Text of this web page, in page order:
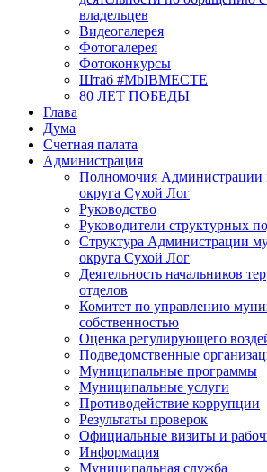
владельцев
Видеогалерея
Фотогалерея
Фотоконкурсы
Штаб #MbIBMECTE
80 ЛЕТ ПОБЕДЫ
Глава
Дума
Счетная палата
Администрация
Полномочия Администрации
округа Сухой Лог
Руководство
Руководители структурных
Структура Администрации
округа Сухой Лог
Деятельность начальников
отделов
Комитет по управлению
собственностью
Оценка регулирующего
Подведомственные
Муниципальные программы
Муниципальные услуги
Противодействие коррупции
Результаты проверок
Официальные визиты и
Информация
Муниципальная служба